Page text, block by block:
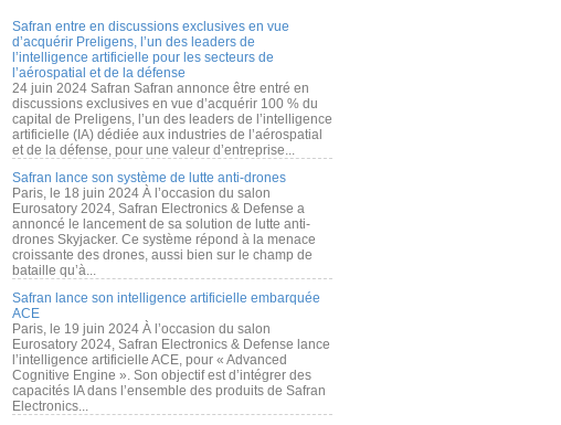
Safran entre en discussions exclusives en vue
d’acquérir Preligens, l’un des leaders de
l’intelligence artificielle pour les secteurs de
l’aérospatial et de la défense
24 juin 2024 Safran Safran annonce être entré en
discussions exclusives en vue d’acquérir 100 % du
capital de Preligens, l’un des leaders de l’intelligence
artificielle (IA) dédiée aux industries de l’aérospatial
et de la défense, pour une valeur d’entreprise...
Safran lance son système de lutte anti-drones
Paris, le 18 juin 2024 À l’occasion du salon
Eurosatory 2024, Safran Electronics & Defense a
annoncé le lancement de sa solution de lutte anti-
drones Skyjacker. Ce système répond à la menace
croissante des drones, aussi bien sur le champ de
bataille qu’à...
Safran lance son intelligence artificielle embarquée
ACE
Paris, le 19 juin 2024 À l’occasion du salon
Eurosatory 2024, Safran Electronics & Defense lance
l’intelligence artificielle ACE, pour « Advanced
Cognitive Engine ». Son objectif est d’intégrer des
capacités IA dans l’ensemble des produits de Safran
Electronics...